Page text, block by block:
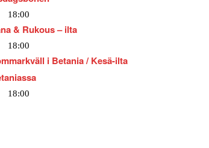
& Rukous – ilta
i Betania / Kesä-ilta